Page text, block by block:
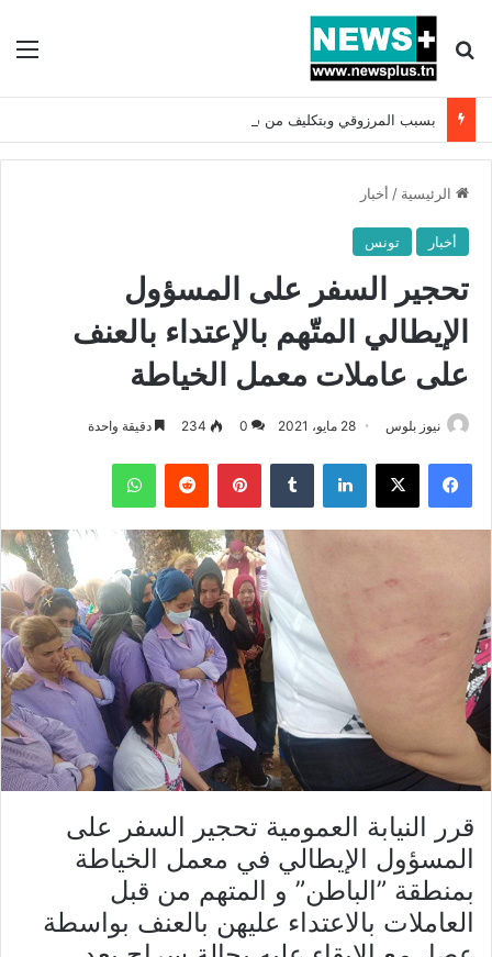
بحث عن
الرئيسية / أخبار
أخبار تونس
تحجير السفر على المسؤول
الإيطالي المتّهم بالإعتداء بالعنف
على عاملات معمل الخياطة
نيوز بلوس 28 مايو، 2021 0
234 دقيقة واحدة
فيسبوك X لينكدإن بينتيريست واتساب
قرر النيابة العمومية تحجير السفر على
المسؤول الإيطالي في معمل الخياطة
بمنطقة ”الباطن” و المتهم من قبل
العاملات بالاعتداء عليهن بالعنف بواسطة